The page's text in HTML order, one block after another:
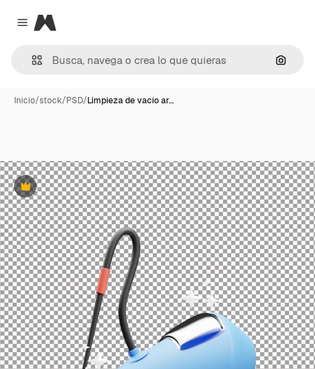
Close menu
Magnific
Inicio/stock/PSD/Limpieza de vacío ar…
Premium